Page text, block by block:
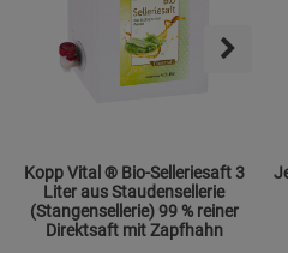
Kopp Vital ® Bio-Selleriesaft 3
Liter aus Staudensellerie
(Stangensellerie) 99 % reiner
Direktsaft mit Zapfhahn